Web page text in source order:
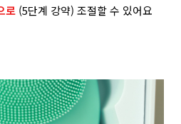
로(5단계 강약) 조절할 수 있어요